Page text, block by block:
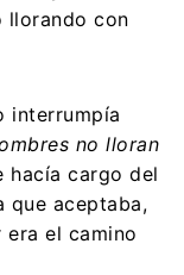
llorando con
interrumpía
no lloran
hacía cargo del
que aceptaba,
el camino